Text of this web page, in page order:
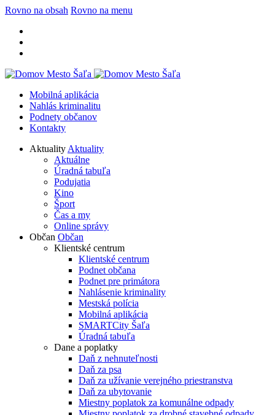
Rovno na obsah Rovno na menu
Mobilná aplikácia
Nahlás kriminalitu
Podnety občanov
Kontakty
Aktuality Aktuality
Aktuálne
Úradná tabuľa
Podujatia
Kino
Šport
Čas a my
Online správy
Občan Občan
Klientské centrum
Klientské centrum
Podnet občana
Podnet pre primátora
Nahlásenie kriminality
Mestská polícia
Mobilná aplikácia
SMARTCity Šaľa
Úradná tabuľa
Dane a poplatky
Daň z nehnuteľnosti
Daň za psa
Daň za užívanie verejného priestranstva
Daň za ubytovanie
Miestny poplatok za komunálne odpady